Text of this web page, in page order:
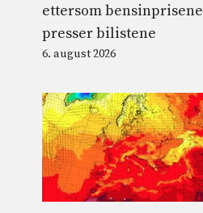
ettersom bensinprisene
presser bilistene
6. august 2026